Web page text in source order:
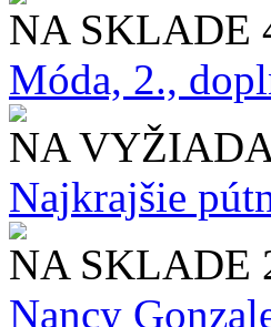
NA SKLADE
Móda, 2.,
NA
Najkrajšie
NA SKLADE
Nancy